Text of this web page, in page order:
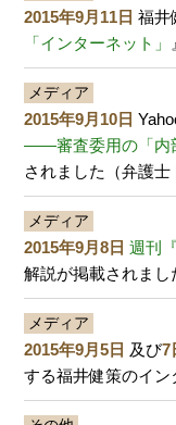
2015年9月11日 福井
「インターネット」
メディア
2015年9月10日
――審査委用の「内
されました（弁護
メディア
2015年9月8日 週刊
解説が掲載されまし
メディア
2015年9月5日 及び7
する福井健策のイン